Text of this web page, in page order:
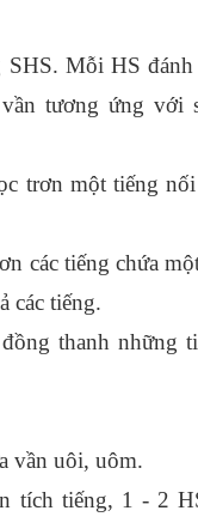
Mỗi HS
tương ứng với
trơn một tiếng nối
các tiếng chứa
các tiếng.
thanh những
vần uôi, uôm.
tích tiếng, 1 - 2